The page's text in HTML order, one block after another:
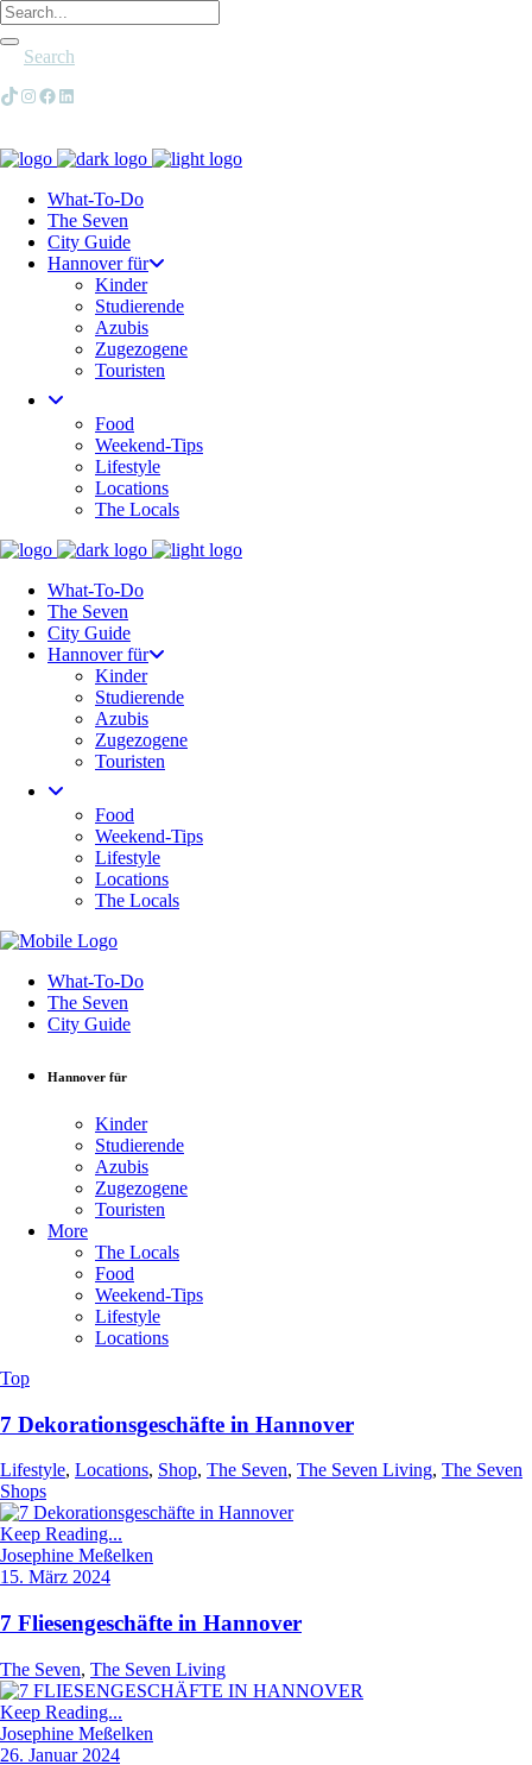
Search
TikTok
Instagram
Facebook
LinkedIn
What-To-Do
The Seven
City Guide
Hannover für
Kinder
Studierende
Azubis
Zugezogene
Touristen
Food
Weekend-Tips
Lifestyle
Locations
The Locals
What-To-Do
The Seven
City Guide
Hannover für
Kinder
Studierende
Azubis
Zugezogene
Touristen
Food
Weekend-Tips
Lifestyle
Locations
The Locals
What-To-Do
The Seven
City Guide
Hannover für
Kinder
Studierende
Azubis
Zugezogene
Touristen
More
The Locals
Food
Weekend-Tips
Lifestyle
Locations
Top
7 Dekorationsgeschäfte in Hannover
Lifestyle, Locations, Shop, The Seven, The Seven Living, The Seven
Shops
Keep Reading...
Josephine Meßelken
15. März 2024
7 Fliesengeschäfte in Hannover
The Seven, The Seven Living
Keep Reading...
Josephine Meßelken
26. Januar 2024